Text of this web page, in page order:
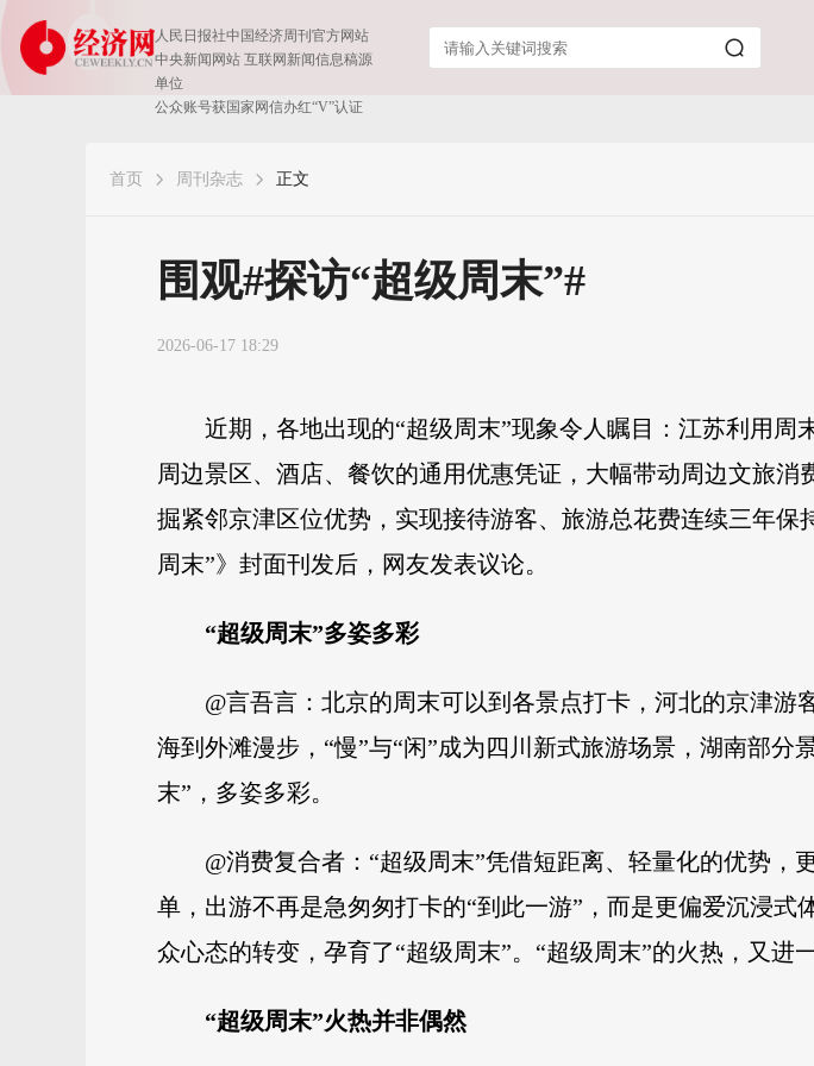
人民日报社中国经济周刊官方网站
中央新闻网站 互联网新闻信息稿源
单位
公众账号获国家网信办红“V”认证
首页 周刊杂志 正文
​围观#探访“超级周末”#
2026-06-17 18:29
近期，各地出现的“超级周末”现象令人瞩目：江苏利用周
周边景区、酒店、餐饮的通用优惠凭证，大幅带动周边文旅
掘紧邻京津区位优势，实现接待游客、旅游总花费连续三年
周末”》封面刊发后，网友发表议论。
“超级周末”多姿多彩
@言吾言：北京的周末可以到各景点打卡，河北的京津游
海到外滩漫步，“慢”与“闲”成为四川新式旅游场景，湖南部
末”，多姿多彩。
@消费复合者：“超级周末”凭借短距离、轻量化的优势
单，出游不再是急匆匆打卡的“到此一游”，而是更偏爱沉浸
众心态的转变，孕育了“超级周末”。“超级周末”的火热，又进
“超级周末”火热并非偶然